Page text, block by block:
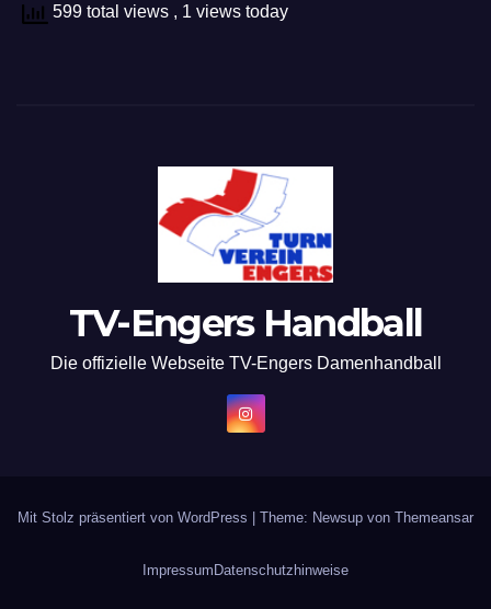
599 total views , 1 views today
TV-Engers Handball
Die offizielle Webseite TV-Engers Damenhandball
Mit Stolz präsentiert von WordPress Theme: Newsup von Themeansar
Impressum Datenschutzhinweise